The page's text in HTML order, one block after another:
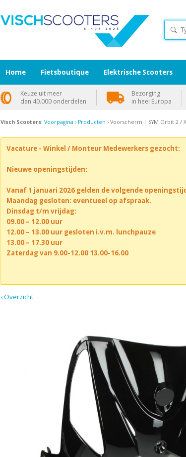
Visch Scooters: Voorpagina › Producten › Voorscherm | SYM Orbit 2 /
Vacature - Winkel / Monteur Medewerkers gezocht:
Nieuwe openingstijden:
Vanaf 1 januari 2026 gelden de volgende
Maandag gesloten: eventueel op afspraak.
Dinsdag t/m vrijdag:
09.00 – 12.00 uur
12.00 – 13.00 uur gesloten i.v.m. lunchpauze
13.00 – 17.30 uur
Zaterdag van 9.00-12.00 13.00-16.00
‹ Overzicht
Home Fietsboutique Elektrische Scooters
Keuze uit meer
dan 40.000 onderdelen
Bezorging
in heel Europa